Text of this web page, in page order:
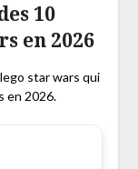
10
en 2026
star wars qui
en 2026.